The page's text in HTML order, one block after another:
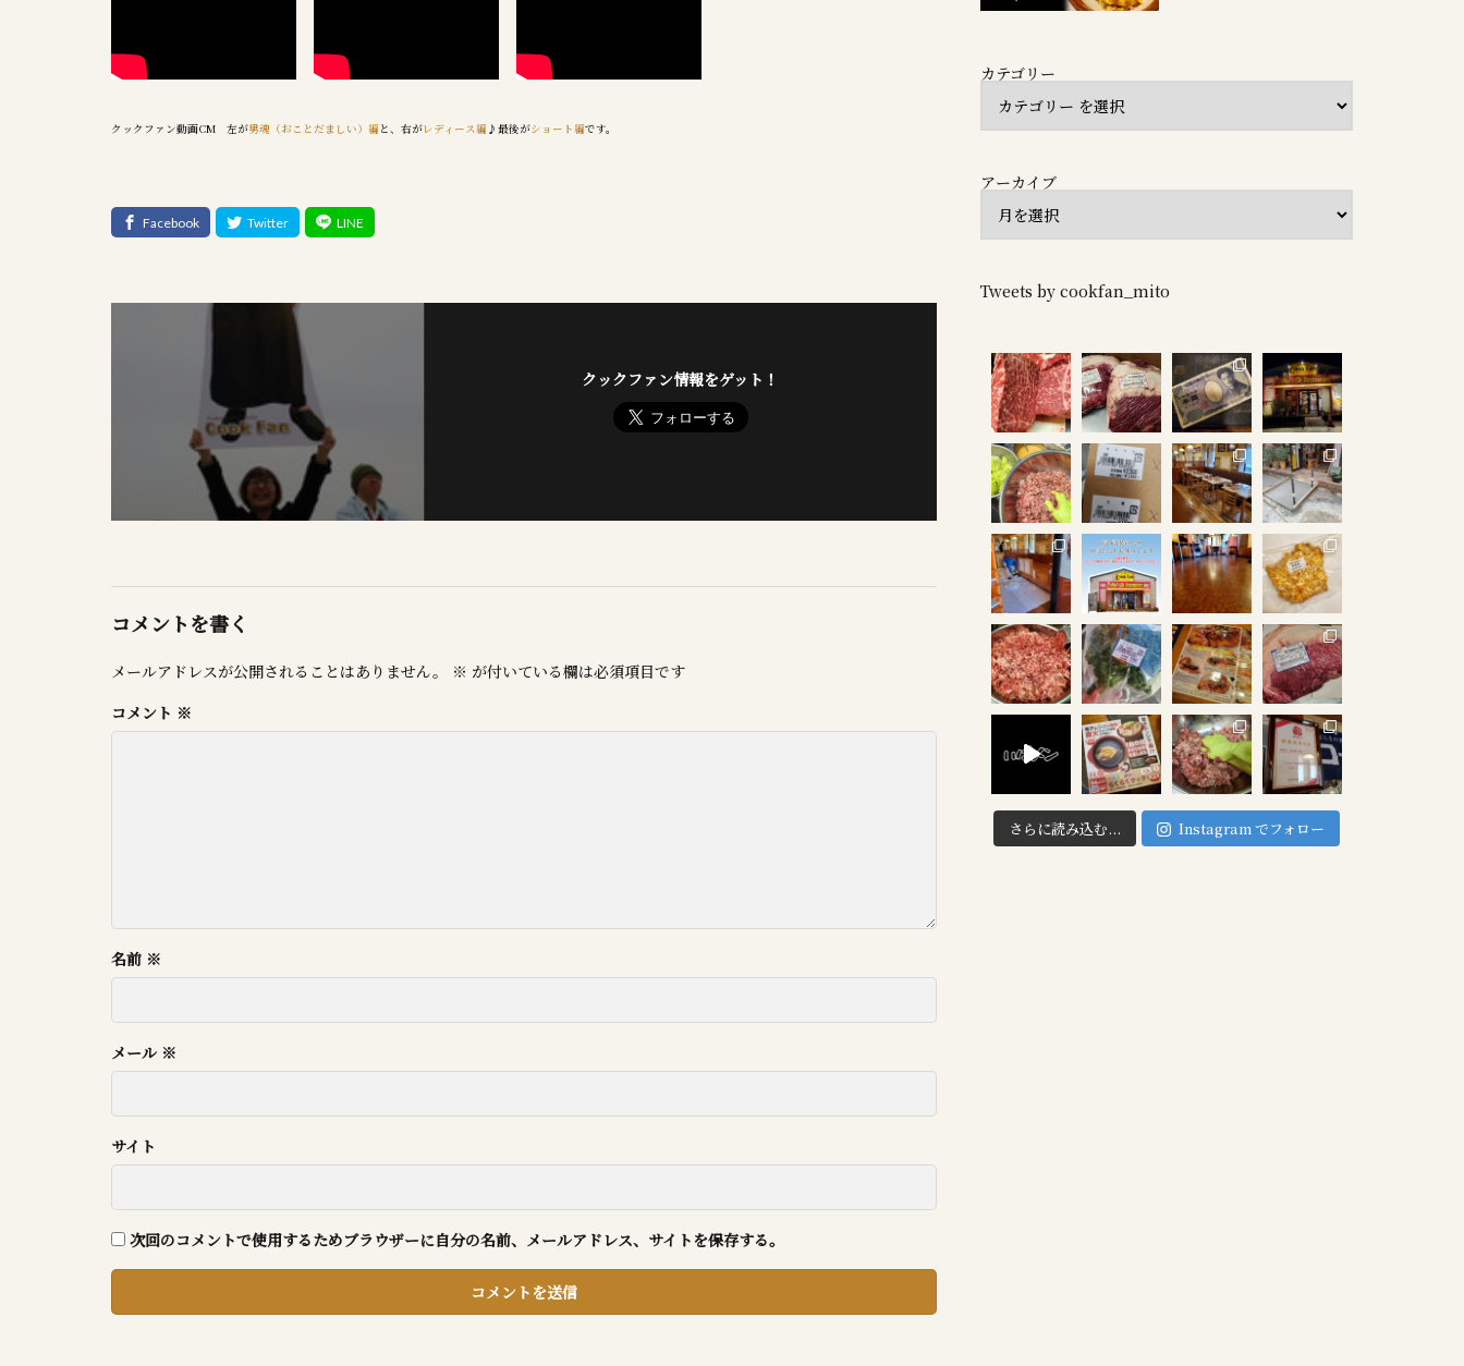
クックファン動画CM 左が男魂（おことだましい）編 と、右がレディース編 ♪最後がショート編です。
クックファン情報をゲット！
コメントを書く
メールアドレスが公開されることはありません。 ※ が付いている欄は必須項目です
コメント ※
名前 ※
メール ※
サイト
次回のコメントで使用するためブラウザーに自分の名前、メールアドレス、サイトを保存する。
カテゴリー
アーカイブ
Tweets by cookfan_mito
さらに読み込む... Instagram でフォロー